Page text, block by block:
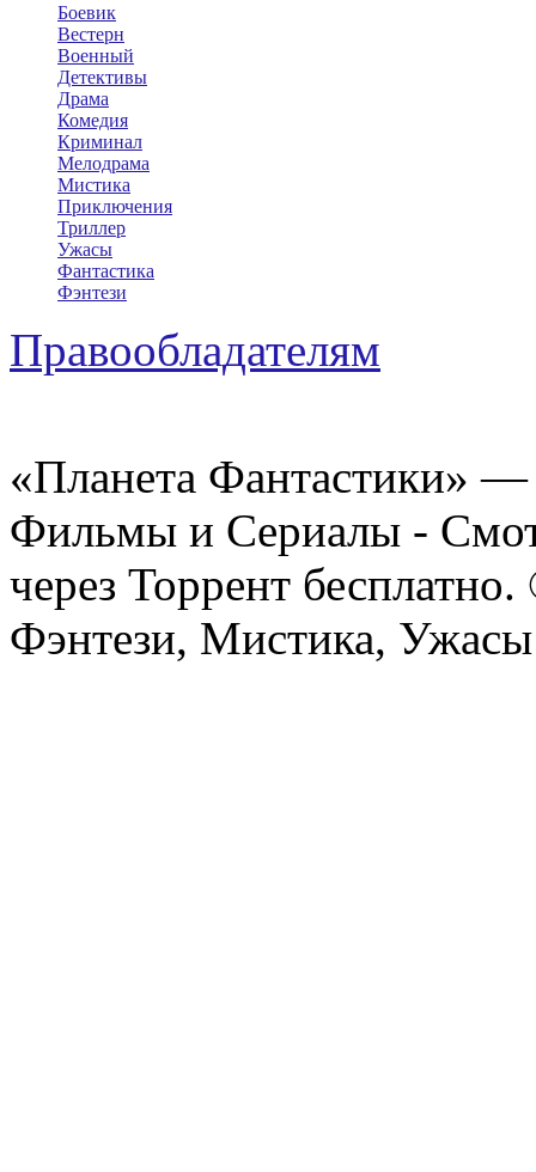
Боевик
Вестерн
Военный
Детективы
Драма
Комедия
Криминал
Мелодрама
Мистика
Приключения
Триллер
Ужасы
Фантастика
Фэнтези
Правообладателям
«Планета Фантастики»
Фильмы и Сериалы -
через Торрент
Фэнтези, Мистика,